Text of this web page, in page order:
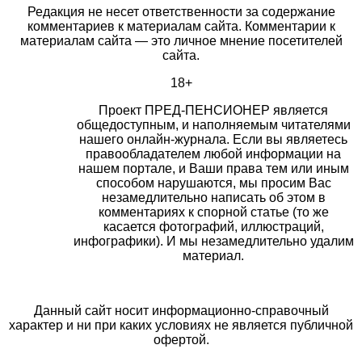
Редакция не несет ответственности за содержание
комментариев к материалам сайта. Комментарии к
материалам сайта — это личное мнение посетителей
сайта.
18+
Проект ПРЕД-ПЕНСИОНЕР является
общедоступным, и наполняемым читателями
нашего онлайн-журнала. Если вы являетесь
правообладателем любой информации на
нашем портале, и Ваши права тем или иным
способом нарушаются, мы просим Вас
незамедлительно написать об этом в
комментариях к спорной статье (то же
касается фотографий, иллюстраций,
инфографики). И мы незамедлительно удалим
материал.
Данный сайт носит информационно-справочный
характер и ни при каких условиях не является публичной
офертой.